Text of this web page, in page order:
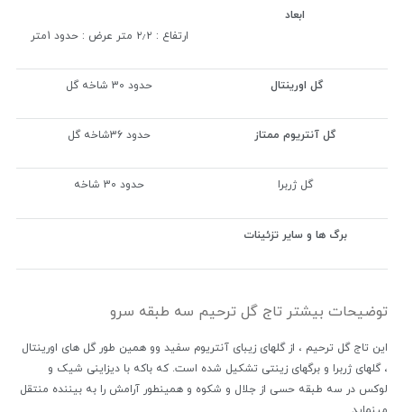
ابعاد
ارتفاع : ۲٫۲ متر عرض : حدود 1متر
گل اورینتال حدود 30 شاخه گل
گل آنتریوم ممتاز حدود 36شاخه گل
گل ژربرا حدود 30 شاخه
برگ ها و سایر تزئینات
توضیحات بیشتر تاج گل ترحیم سه طبقه سرو
این تاج گل ترحیم ، از گلهای زیبای آنتریوم سفید وو همین طور گل های اورینتال
، گلهای ژربرا و برگهای زینتی تشکیل شده است. که باکه با دیزاینی شیک و
لوکس در سه طبقه حسی از جلال و شکوه و همینطور آرامش را به بیننده منتقل